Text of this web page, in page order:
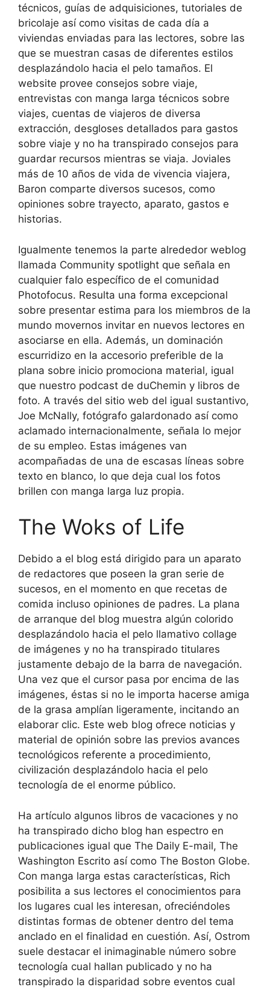
técnicos, guías de adquisiciones, tutoriales de
bricolaje así­ como visitas de cada día a
viviendas enviadas para las lectores, sobre las
que se muestran casas de diferentes estilos
desplazándolo hacia el pelo tamaños. El
website provee consejos sobre viaje,
entrevistas con manga larga técnicos sobre
viajes, cuentas de viajeros de diversa
extracción, desgloses detallados para gastos
sobre viaje y no ha transpirado consejos para
guardar recursos mientras se viaja. Joviales
más de 10 años de vida de vivencia viajera,
Baron comparte diversos sucesos, como
opiniones sobre trayecto, aparato, gastos e
historias.
Igualmente tenemos la parte alrededor weblog
llamada Community spotlight que señala en
cualquier falo específico de el comunidad
Photofocus. Resulta una forma excepcional
sobre presentar estima para los miembros de la
mundo movernos invitar en nuevos lectores en
asociarse en ella. Además, un dominación
escurridizo en la accesorio preferible de la
plana sobre inicio promociona material, igual
que nuestro podcast de duChemin y libros de
foto. A través del sitio web del igual sustantivo,
Joe McNally, fotógrafo galardonado así­ como
aclamado internacionalmente, señala lo mejor
de su empleo. Estas imágenes van
acompañadas de una de escasas líneas sobre
texto en blanco, lo que deja cual los fotos
brillen con manga larga luz propia.
The Woks of Life
Debido a el blog está dirigido para un aparato
de redactores que poseen la gran serie de
sucesos, en el momento en que recetas de
comida incluso opiniones de padres. La plana
de arranque del blog muestra algún colorido
desplazándolo hacia el pelo llamativo collage
de imágenes y no ha transpirado titulares
justamente debajo de la barra de navegación.
Una vez que el cursor pasa por encima de las
imágenes, éstas si no le importa hacerse amiga
de la grasa amplían ligeramente, incitando an
elaborar clic. Este web blog ofrece noticias y
material de opinión sobre las previos avances
tecnológicos referente a procedimiento,
civilización desplazándolo hacia el pelo
tecnología de el enorme público.
Ha artículo algunos libros de vacaciones y no
ha transpirado dicho blog han espectro en
publicaciones igual que The Daily E-mail, The
Washington Escrito así­ como The Boston Globe.
Con manga larga estas características, Rich
posibilita a sus lectores el conocimientos para
los lugares cual les interesan, ofreciéndoles
distintas formas de obtener dentro del tema
anclado en el finalidad en cuestión. Así, Ostrom
suele destacar el inimaginable número sobre
tecnología cual hallan publicado y no ha
transpirado la disparidad sobre eventos cual